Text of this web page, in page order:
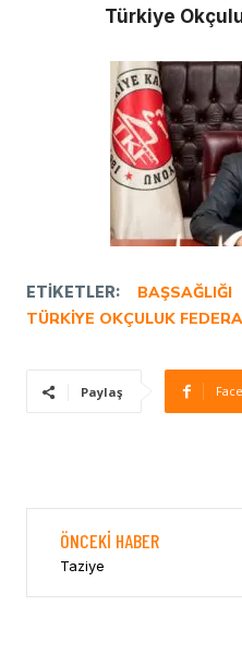
Türkiye
ETIKETLER: BAŞSAĞLIĞI
TÜRKIYE OKÇULUK
Paylaş
ÖNCEKI HABER
Taziye